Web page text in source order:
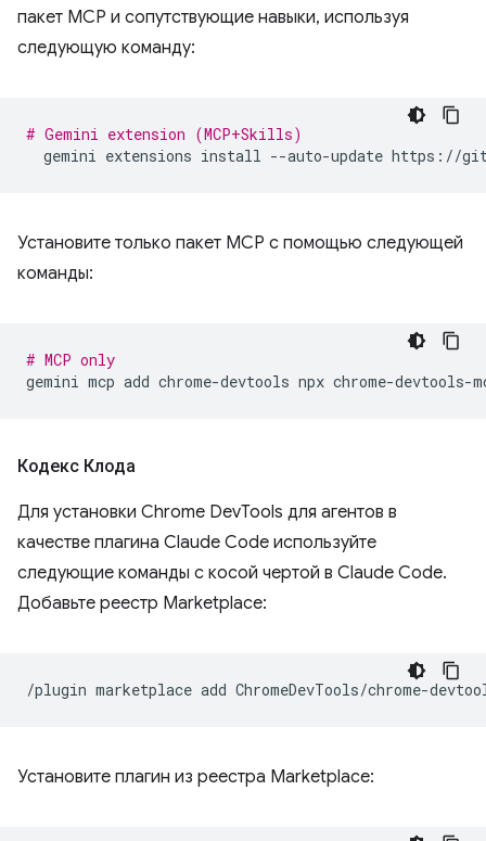
пакет MCP и сопутствующие навыки, используя
следующую команду:
# Gemini extension (MCP+Skills)
gemini extensions install --auto-update
Установите только пакет MCP с помощью следующей
команды:
# MCP only
gemini mcp add chrome-devtools npx
Кодекс Клода
Для установки Chrome DevTools для агентов в
качестве плагина Claude Code используйте
следующие команды с косой чертой в Claude Code.
Добавьте реестр Marketplace:
/plugin marketplace add
Установите плагин из реестра Marketplace: